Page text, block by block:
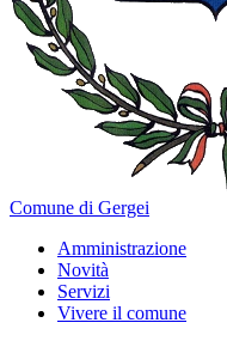
Comune di Gergei
Amministrazione
Novità
Servizi
Vivere il comune